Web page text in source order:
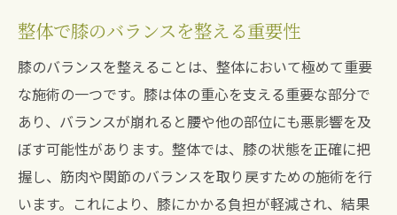
宝塚南口駅の整体で膝と腰の健康を再発見
で解明
整体の視点から見る膝と腰の痛みの原因
膝の変形による腰痛を整体で解決するアプ
ローチ
整体で膝のバランスを整える重要性
膝のバランスを整えることは、整体において極めて重要
な施術の一つです。膝は体の重心を支える重要な部分で
あり、バランスが崩れると腰や他の部位にも悪影響を及
ぼす可能性があります。整体では、膝の状態を正確に把
握し、筋肉や関節のバランスを取り戻すための施術を行
います。これにより、膝にかかる負担が軽減され、結果